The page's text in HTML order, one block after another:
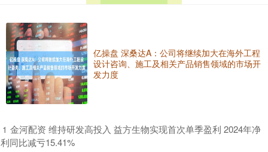
亿操盘 深桑达A：公司将继续加大在海外工程
设计咨询、施工及相关产品销售领域的市场开
发力度
1 ​金河配资 维持研发高投入 益方生物实现首次单季盈利 2024年净
利同比减亏15.41%